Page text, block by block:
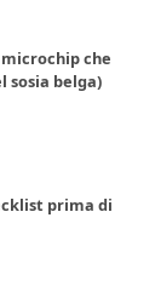
che
sosia belga)
prima di